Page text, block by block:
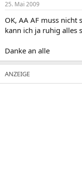
25. Mai 2009
OK, AA AF muss nicht
kann ich ja ruhig alles
Danke an alle